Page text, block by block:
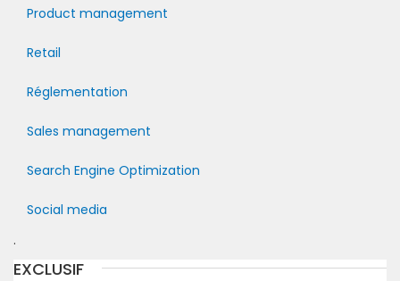
Product management
Retail
Réglementation
Sales management
Search Engine Optimization
Social media
.
EXCLUSIF